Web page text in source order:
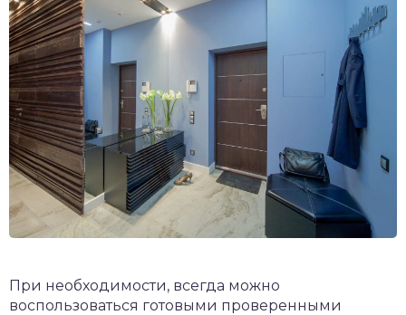
При необходимости, всегда можно
воспользоваться готовыми проверенными